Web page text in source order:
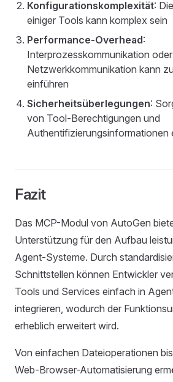
Konfigurationskomplexität:
einiger Tools kann komplex sein
Performance-Overhead:
Interprozesskommunikation oder
Netzwerkkommunikation kann
einführen
Sicherheitsüberlegungen:
von Tool-Berechtigungen und
Authentifizierungsinformationen
Fazit
Das MCP-Modul von AutoGen
Unterstützung für den Aufbau
Agent-Systeme. Durch
Schnittstellen können Entwickler
Tools und Services einfach in
integrieren, wodurch der
erheblich erweitert wird.
Von einfachen Dateioperationen
Web-Browser-Automatisierung